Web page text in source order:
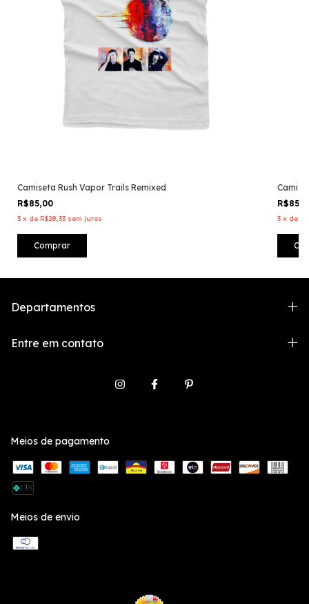
Camiseta Rush Vapor Trails Remixed
R$85,00
3 x de R$28,33 sem juros
Comprar
3 x de
Departamentos
Entre em contato
Meios de pagamento
Meios de envio